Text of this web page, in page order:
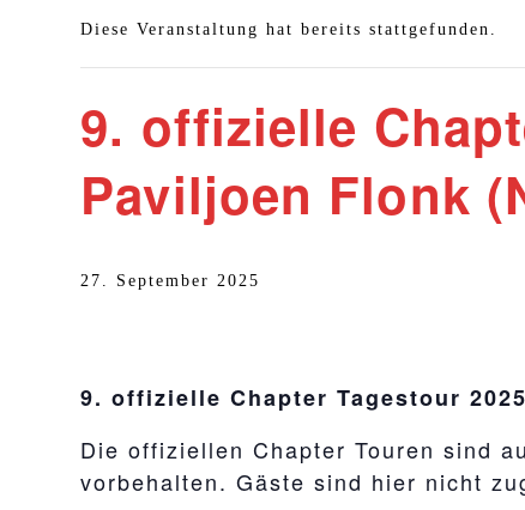
Diese Veranstaltung hat bereits stattgefunden.
9. offizielle
Paviljoen Flonk
27. September 2025
9. offizielle Chapter Tagestour 2025
Die offiziellen Chapter Touren sind
vorbehalten. Gäste sind hier nicht